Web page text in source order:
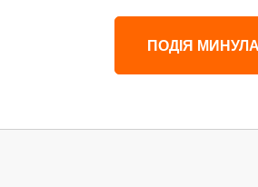
ПОДІЯ МИНУЛА